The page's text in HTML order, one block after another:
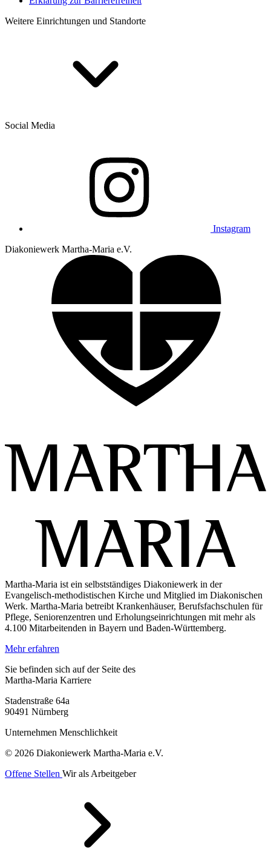
Weitere Einrichtungen und Standorte
Social Media
Instagram
Diakoniewerk Martha-Maria e.V.
Martha-Maria ist ein selbstständiges Diakoniewerk in der
Evangelisch-methodistischen Kirche und Mitglied im Diakonischen
Werk. Martha-Maria betreibt Krankenhäuser, Berufsfachschulen für
Pflege, Seniorenzentren und Erholungseinrichtungen mit mehr als
4.100 Mitarbeitenden in Bayern und Baden-Württemberg.
Mehr erfahren
Sie befinden sich auf der Seite des
Martha-Maria Karriere
Stadenstraße 64a
90491 Nürnberg
Unternehmen Menschlichkeit
© 2026 Diakoniewerk Martha-Maria e.V.
Offene Stellen Wir als Arbeitgeber